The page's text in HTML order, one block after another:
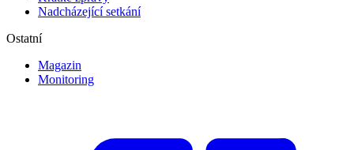
Nadcházející setkání
Ostatní
Magazin
Monitoring